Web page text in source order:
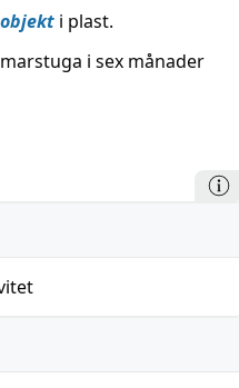
objekt i plast.
i sex månader